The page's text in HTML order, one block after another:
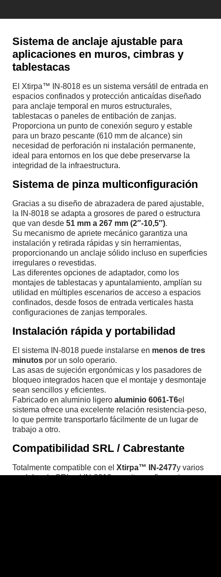
Sistema de anclaje ajustable para
aplicaciones en muros, cimbras y
tablestacas
El Xtirpa™ IN-8018 es un sistema versátil de entrada en
espacios confinados y protección anticaídas diseñado
para anclaje temporal en muros estructurales,
tablestacas o paneles de entibación de zanjas.
Proporciona un punto de conexión seguro y estable
para un brazo pescante (610 mm de alcance) sin
necesidad de perforación ni instalación permanente,
ideal para entornos en los que debe preservarse la
integridad de la infraestructura.
Sistema de pinza multiconfiguración
Gracias a su diseño de abrazadera de pared ajustable,
la IN-8018 se adapta a grosores de pared o estructura
que van desde 51 mm a 267 mm (2″-10,5″).
Su mecanismo de apriete mecánico garantiza una
instalación y retirada rápidas y sin herramientas,
proporcionando un anclaje sólido incluso en superficies
irregulares o revestidas.
Las diferentes opciones de adaptador, como los
montajes de tablestacas y apuntalamiento, amplían su
utilidad en múltiples escenarios de acceso a espacios
confinados, desde fosos de entrada verticales hasta
configuraciones de zanjas temporales.
Instalación rápida y portabilidad
El sistema IN-8018 puede instalarse en menos de tres
minutos por un solo operario.
Las asas de sujeción ergonómicas y los pasadores de
bloqueo integrados hacen que el montaje y desmontaje
sean sencillos y eficientes.
Fabricado en aluminio ligero aluminio 6061-T6el
sistema ofrece una excelente relación resistencia-peso,
lo que permite transportarlo fácilmente de un lugar de
trabajo a otro.
Compatibilidad SRL / Cabrestante
Totalmente compatible con el Xtirpa™ IN-2477y varios
modelos de SRL, el IN-8018 permite configuraciones